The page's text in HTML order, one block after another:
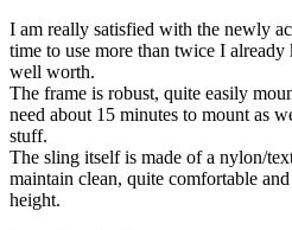
I am really satisfied with the newly
time to use more than twice I
well worth.
The frame is robust, quite easily
need about 15 minutes to mount as
stuff.
The sling itself is made of a nylon/
maintain clean, quite comfortable
height.